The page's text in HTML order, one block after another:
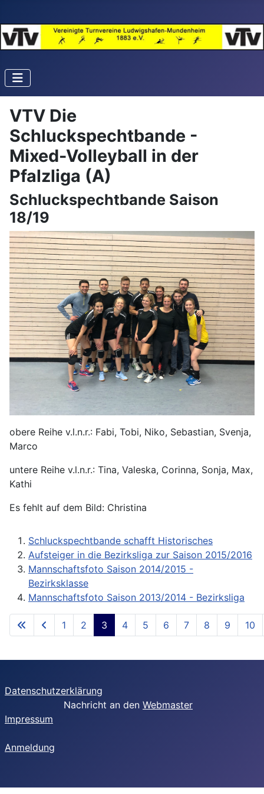
VTV Die
Schluckspechtbande -
Mixed-Volleyball in der
Pfalzliga (A)
Schluckspechtbande Saison
18/19
obere Reihe v.l.n.r.: Fabi, Tobi, Niko, Sebastian, Svenja,
Marco
untere Reihe v.l.n.r.: Tina, Valeska, Corinna, Sonja, Max,
Kathi
Es fehlt auf dem Bild: Christina
Schluckspechtbande schafft Historisches
Aufsteiger in die Bezirksliga zur Saison 2015/2016
Mannschaftsfoto Saison 2014/2015 -
Bezirksklasse
Mannschaftsfoto Saison 2013/2014 - Bezirksliga
1 2 3 4 5 6 7 8 9 10
Datenschutzerklärung
Nachricht an den Webmaster
Impressum
Anmeldung